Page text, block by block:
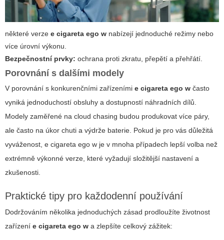
některé verze e cigareta ego w nabízejí jednoduché režimy nebo
více úrovní výkonu.
Bezpečnostní prvky: ochrana proti zkratu, přepětí a přehřátí.
Porovnání s dalšími modely
V porovnání s konkurenčními zařízeními e cigareta ego w často
vyniká jednoduchostí obsluhy a dostupností náhradních dílů.
Modely zaměřené na cloud chasing budou produkovat více páry,
ale často na úkor chuti a výdrže baterie. Pokud je pro vás důležitá
vyváženost, e cigareta ego w je v mnoha případech lepší volba než
extrémně výkonné verze, které vyžadují složitější nastavení a
zkušenosti.
Praktické tipy pro každodenní používání
Dodržováním několika jednoduchých zásad prodloužíte životnost
zařízení e cigareta ego w a zlepšíte celkový zážitek: